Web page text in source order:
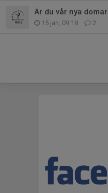
Är du vår nya
15 jan, 09:18 2